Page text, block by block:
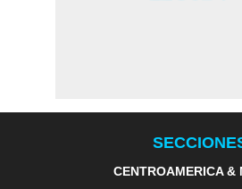
CENTROAMERICA &